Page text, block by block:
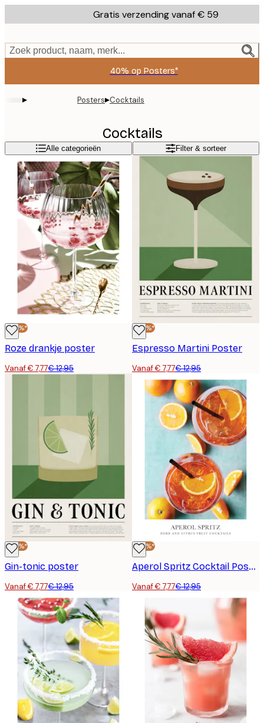
to
content.
Gratis verzending vanaf € 59
Zoek product, naam, merk...
40% op Posters*
▸ Posters▸Cocktails
Cocktails
Alle categorieën Filter & sorteer
-40%*
Roze drankje poster
Vanaf € 7,77€ 12,95
-40%*
Espresso Martini Poster
Vanaf € 7,77€ 12,95
-40%*
Gin-tonic poster
Vanaf € 7,77€ 12,95
-40%*
Aperol Spritz Cocktail Poster
Vanaf € 7,77€ 12,95